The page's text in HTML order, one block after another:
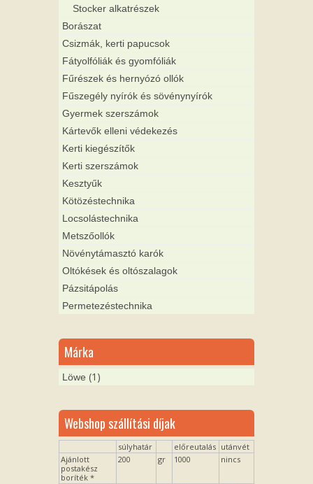
Stocker alkatrészek
Borászat
Csizmák, kerti papucsok
Fátyolfóliák és gyomfóliák
Fűrészek és hernyózó ollók
Fűszegély nyírók és sövénynyírók
Gyermek szerszámok
Kártevők elleni védekezés
Kerti kiegészítők
Kerti szerszámok
Kesztyűk
Kötözéstechnika
Locsolástechnika
Metszőollók
Növénytámasztó karók
Oltókések és oltószalagok
Pázsitápolás
Permetezéstechnika
Márka
Löwe (1)
Webshop szállítási díjak
súlyhatár előreutalás utánvét
Ajánlott
postakész
boríték *
200 gr 1000 nincs